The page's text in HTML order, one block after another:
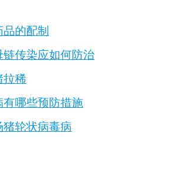
的配制
链传染应如何防治
拉稀
有哪些预防措施
轮状病毒病